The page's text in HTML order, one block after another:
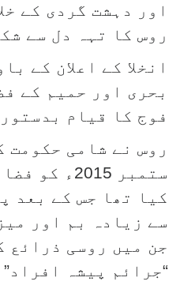
اور دہشت گردی کے
روس کا تہہ دل سے
انخلا کے اعلان کے
بحری اور حمیم کے
فوج کا قیام
ستمبر
سے زیادہ بم اور
جن میں روسی ذرائع
“جرائم پیشہ